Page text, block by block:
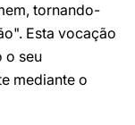
tornando-
Esta vocação
o seu
mediante o